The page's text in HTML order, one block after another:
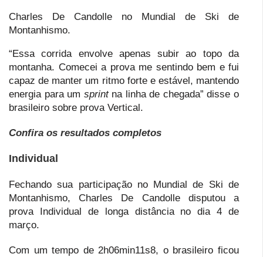
Charles De Candolle no Mundial de Ski de
Montanhismo.
“Essa corrida envolve apenas subir ao topo da
montanha. Comecei a prova me sentindo bem e fui
capaz de manter um ritmo forte e estável, mantendo
energia para um sprintna linha de chegada” disse o
brasileiro sobre prova Vertical.
Confira os resultados completos
Individual
Fechando sua participação no Mundial de Ski de
Montanhismo, Charles De Candolle disputou a
prova Individual de longa distância no dia 4 de
março.
Com um tempo de 2h06min11s8, o brasileiro ficou